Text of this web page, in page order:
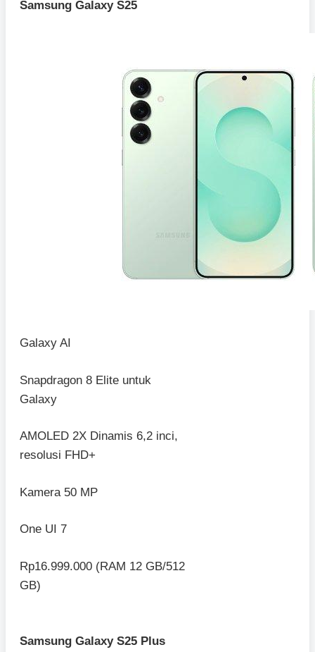
Samsung Galaxy S25
Galaxy AI
Snapdragon 8 Elite untuk
Galaxy
AMOLED 2X Dinamis 6,2 inci,
resolusi FHD+
Kamera 50 MP
One UI 7
Rp16.999.000 (RAM 12 GB/512
GB)
Samsung Galaxy S25 Plus